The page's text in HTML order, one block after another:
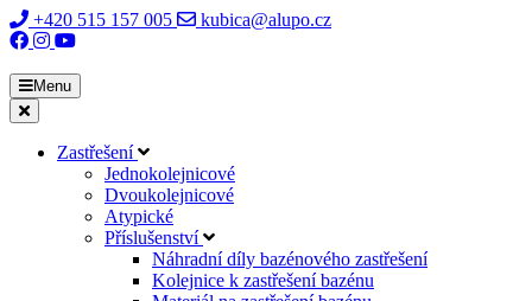
+420 515 157 005 kubica@alupo.cz
Menu
Zastřešení
Jednokolejnicové
Dvoukolejnicové
Atypické
Příslušenství
Náhradní díly bazénového zastřešení
Kolejnice k zastřešení bazénu